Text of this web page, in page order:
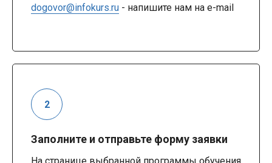
dogovor@infokurs.ru - напишите нам на e-mail
Заполните и отправьте форму заявки